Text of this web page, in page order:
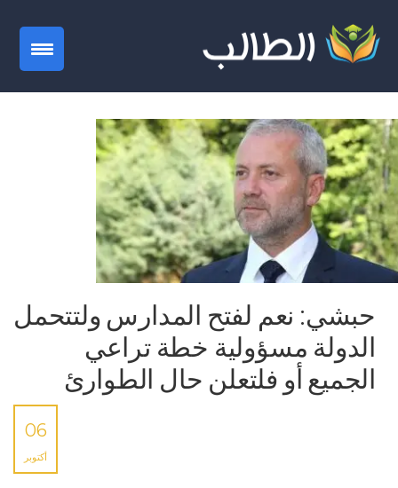
حبشي: نعم لفتح المدارس ولتتحمل
الدولة مسؤولية خطة تراعي
الجميع أو فلتعلن حال الطوارئ
06
أكتوبر